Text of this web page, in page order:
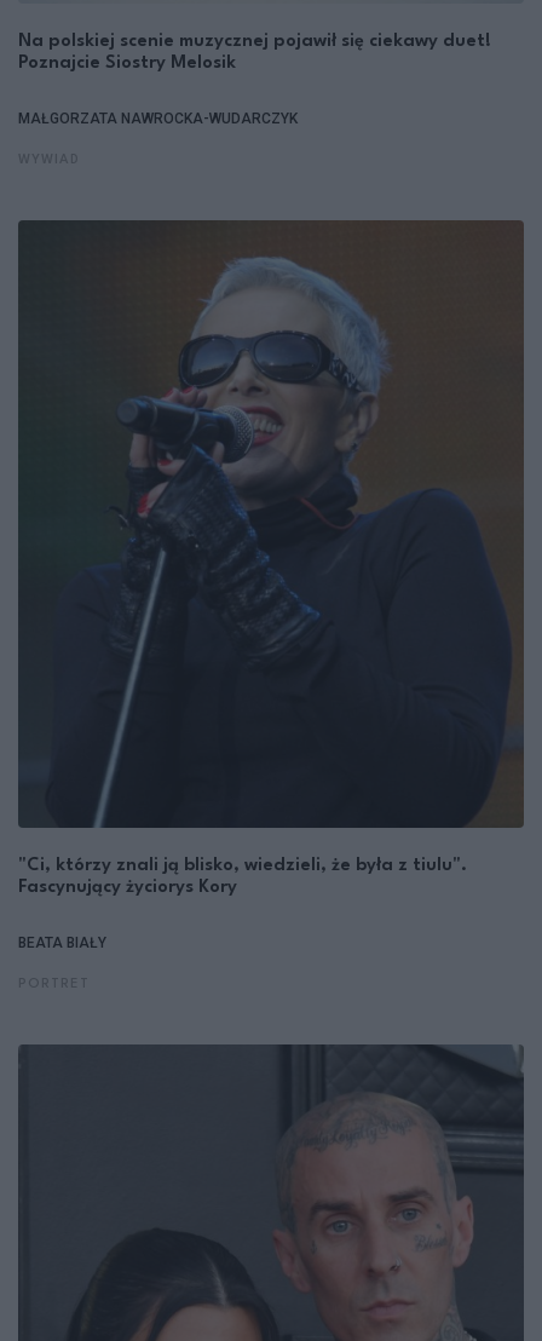
Na polskiej scenie muzycznej pojawił się ciekawy duet!
Poznajcie Siostry Melosik
MAŁGORZATA NAWROCKA-WUDARCZYK
"Ci, którzy znali ją blisko, wiedzieli, że była z tiulu".
Fascynujący życiorys Kory
BEATA BIAŁY